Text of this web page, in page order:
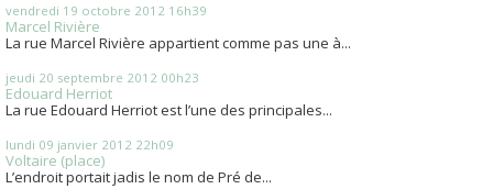
vendredi 19 octobre 2012 16h39
Marcel Rivière
La rue Marcel Rivière appartient comme pas une à...
jeudi 20 septembre 2012 00h23
Edouard Herriot
La rue Edouard Herriot est l’une des principales...
lundi 09 janvier 2012 22h09
Voltaire (place)
L’endroit portait jadis le nom de Pré de...